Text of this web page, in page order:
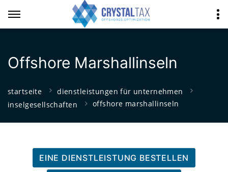
Offshore Marshallinseln
startseite
dienstleistungen für unternehmen
inselgesellschaften
offshore marshallinseln
EINE DIENSTLEISTUNG BESTELLEN